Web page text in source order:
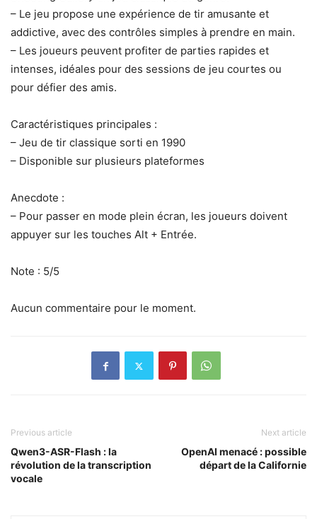
– Le jeu propose une expérience de tir amusante et
addictive, avec des contrôles simples à prendre en main.
– Les joueurs peuvent profiter de parties rapides et
intenses, idéales pour des sessions de jeu courtes ou
pour défier des amis.
Caractéristiques principales :
– Jeu de tir classique sorti en 1990
– Disponible sur plusieurs plateformes
Anecdote :
– Pour passer en mode plein écran, les joueurs doivent
appuyer sur les touches Alt + Entrée.
Note : 5/5
Aucun commentaire pour le moment.
Previous article
Qwen3-ASR-Flash : la
révolution de la transcription
vocale
Next article
OpenAI menacé : possible
départ de la Californie